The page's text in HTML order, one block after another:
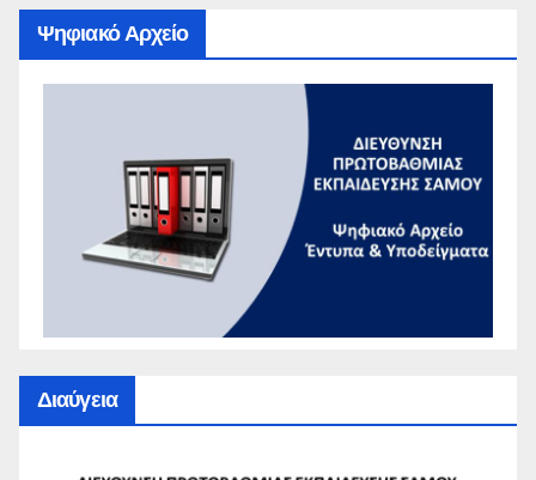
Ψηφιακό Αρχείο
Διαύγεια